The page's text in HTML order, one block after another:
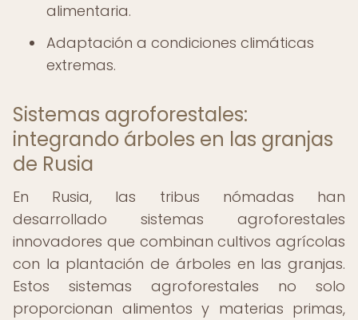
alimentaria.
Adaptación a condiciones climáticas
extremas.
Sistemas agroforestales:
integrando árboles en las granjas
de Rusia
En Rusia, las tribus nómadas han
desarrollado sistemas agroforestales
innovadores que combinan cultivos agrícolas
con la plantación de árboles en las granjas.
Estos sistemas agroforestales no solo
proporcionan alimentos y materias primas,